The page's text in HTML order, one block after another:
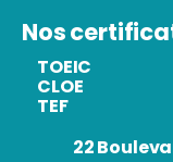
Nos
TOEIC
CLOE
TEF
22